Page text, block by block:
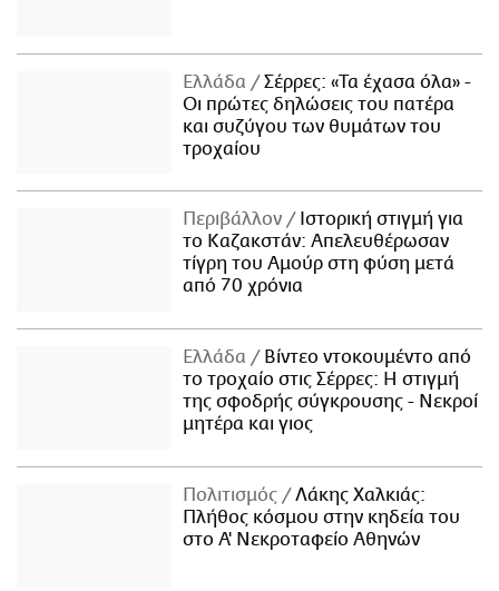
Ελλάδα
Σέρρες: «Τα έχασα όλα» -
Οι πρώτες δηλώσεις του πατέρα
και συζύγου των θυμάτων του
τροχαίου
Περιβάλλον
Ιστορική στιγμή για
το Καζακστάν: Απελευθέρωσαν
τίγρη του Αμούρ στη φύση μετά
από 70 χρόνια
Ελλάδα
Βίντεο ντοκουμέντο από
το τροχαίο στις Σέρρες: Η στιγμή
της σφοδρής σύγκρουσης - Νεκροί
μητέρα και γιος
Πολιτισμός
Λάκης Χαλκιάς:
Πλήθος κόσμου στην κηδεία του
στο Α' Νεκροταφείο Αθηνών